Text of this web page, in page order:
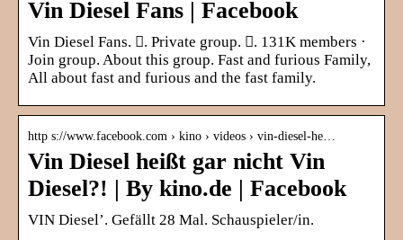
Vin Diesel Fans | Facebook
Vin Diesel Fans. 󱙺. Private group. 󰞋. 131K members ·
Join group. About this group. Fast and furious Family,
All about fast and furious and the fast family.
http s://www.facebook.com › kino › videos › vin-diesel-he…
Vin Diesel heißt gar nicht Vin
Diesel?! | By kino.de | Facebook
VIN Diesel’. Gefällt 28 Mal. Schauspieler/in.